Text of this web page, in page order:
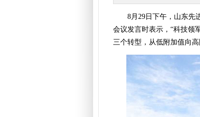
8月29日下午，山东先
会议发言时表示，“科技领
三个转型，从低附加值向